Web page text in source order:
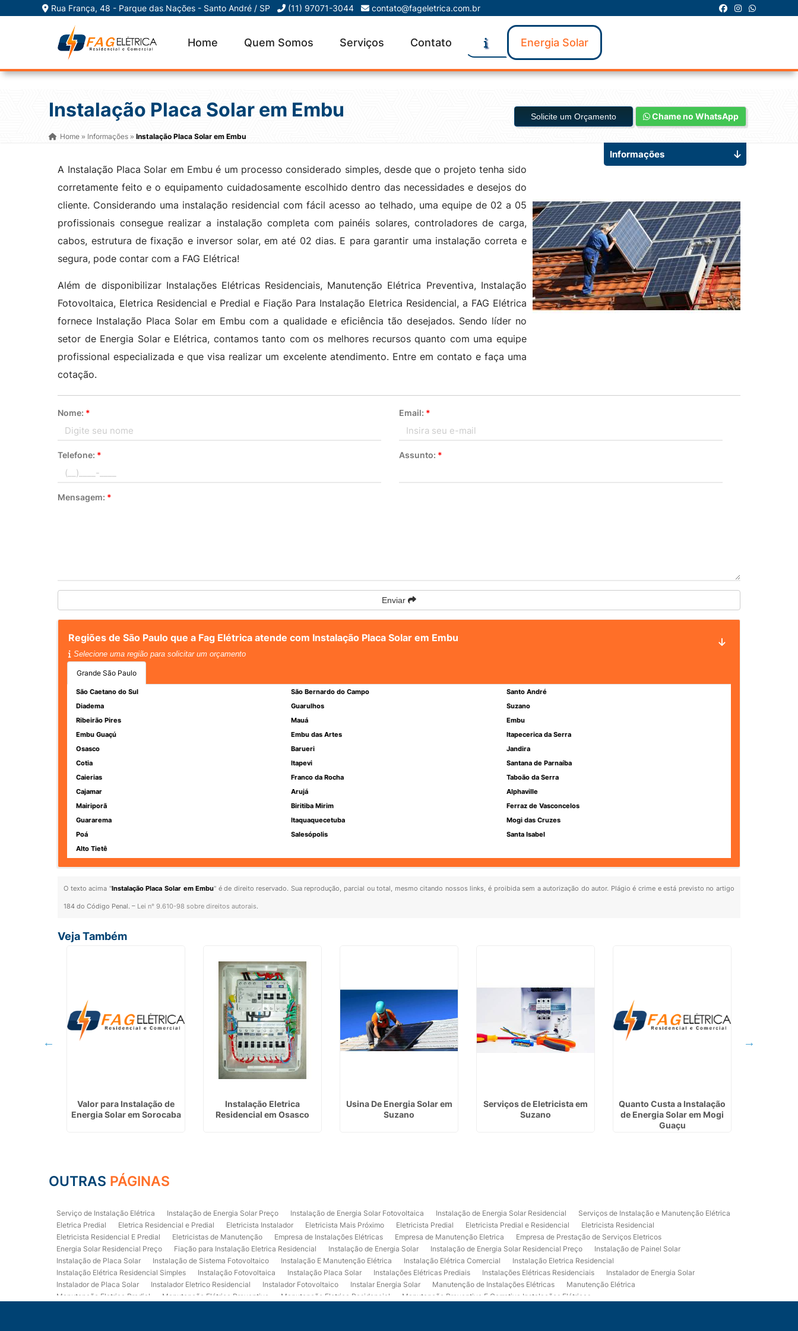
Rua França, 48 - Parque das Nações - Santo André / SP (11) 97071-3044 contato@fageletrica.com.br
Home Quem Somos Serviços Contato Energia Solar
Instalação Placa Solar em Embu
Home » Informações » Instalação Placa Solar em Embu
Solicite um Orçamento Chame no WhatsApp
A Instalação Placa Solar em Embu é um processo considerado simples, desde que o projeto tenha sido
corretamente feito e o equipamento cuidadosamente escolhido dentro das necessidades e desejos do
cliente. Considerando uma instalação residencial com fácil acesso ao telhado, uma equipe de 02 a 05
profissionais consegue realizar a instalação completa com painéis solares, controladores de carga,
cabos, estrutura de fixação e inversor solar, em até 02 dias. E para garantir uma instalação correta e
segura, pode contar com a FAG Elétrica!
Além de disponibilizar Instalações Elétricas Residenciais, Manutenção Elétrica Preventiva, Instalação
Fotovoltaica, Eletrica Residencial e Predial e Fiação Para Instalação Eletrica Residencial, a FAG Elétrica
fornece Instalação Placa Solar em Embu com a qualidade e eficiência tão desejados. Sendo líder no
setor de Energia Solar e Elétrica, contamos tanto com os melhores recursos quanto com uma equipe
profissional especializada e que visa realizar um excelente atendimento. Entre em contato e faça uma
cotação.
Nome: * Email: *
Telefone: * Assunto: *
Mensagem: *
Enviar
Regiões de São Paulo que a Fag Elétrica atende com Instalação Placa Solar em Embu
Selecione uma região para solicitar um orçamento
Grande São Paulo
São Caetano do Sul São Bernardo do Campo
Santo André
Diadema
Guarulhos
Suzano
Ribeirão Pires
Mauá
Embu
Embu Guaçú
Embu das Artes
Itapecerica da Serra
Osasco
Barueri
Jandira
Cotia
Itapevi
Santana de Parnaíba
Caierias
Franco da Rocha
Taboão da Serra
Cajamar
Arujá
Alphaville
Mairiporã
Biritiba Mirim
Ferraz de Vasconcelos
Guararema
Itaquaquecetuba
Mogi das Cruzes
Poá
Salesópolis
Santa Isabel
Alto Tietê
O texto acima "Instalação Placa Solar em Embu" é de direito reservado. Sua reprodução, parcial ou total, mesmo citando nossos links, é proibida sem a autorização do autor. Plágio é crime e está previsto no artigo
184 do Código Penal. – Lei n° 9.610-98 sobre direitos autorais.
Informações
Veja Também
Valor para Instalação de
Energia Solar em Sorocaba
Instalação Eletrica
Residencial em Osasco
Usina De Energia Solar em
Suzano
Serviços de Eletricista em
Suzano
Quanto Custa a Instalação
de Energia Solar em Mogi
Guaçu
OUTRAS PÁGINAS
Serviço de Instalação Elétrica Instalação de Energia Solar Preço Instalação de Energia Solar Fotovoltaica Instalação de Energia Solar Residencial
Serviços de Instalação e Manutenção Elétrica
Eletrica Predial
Eletrica Residencial e Predial Eletricista Instalador Eletricista Mais Próximo Eletricista Predial Eletricista Predial e Residencial
Eletricista Residencial
Eletricista Residencial E Predial
Eletricistas de Manutenção Empresa de Instalações Elétricas Empresa de Manutenção Eletrica
Empresa de Prestação de Serviços Eletricos
Energia Solar Residencial Preço
Fiação para Instalação Eletrica Residencial Instalação de Energia Solar Instalação de Energia Solar Residencial Preço
Instalação de Painel Solar
Instalação de Placa Solar
Instalação de Sistema Fotovoltaico Instalação E Manutenção Elétrica Instalação Elétrica Comercial
Instalação Eletrica Residencial
Instalação Elétrica Residencial Simples
Instalação Fotovoltaica Instalação Placa Solar Instalações Elétricas Prediais Instalações Elétricas Residenciais
Instalador de Energia Solar
Instalador de Placa Solar
Instalador Eletrico Residencial Instalador Fotovoltaico Instalar Energia Solar Manutenção de Instalações Elétricas
Manutenção Elétrica
Manutenção Eletrica Predial
Manutenção Elétrica Preventiva Manutenção Eletrica Residencial
Manutenção Preventiva E Corretiva Instalações Elétricas